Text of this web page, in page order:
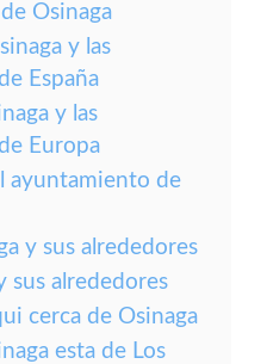
Osinaga
y las
España
y las
Europa
ayuntamiento de
y sus alrededores
sus alrededores
cerca de Osinaga
esta de Los